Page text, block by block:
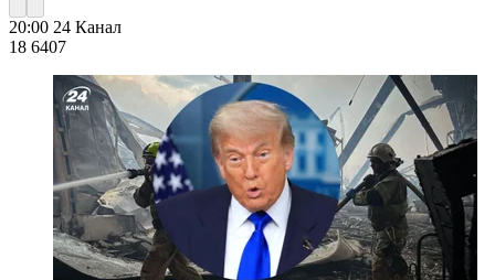
20:00 24 Канал
18 6407